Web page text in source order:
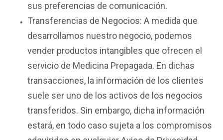
sus preferencias de comunicación.
Transferencias de Negocios: A medida que
desarrollamos nuestro negocio, podemos
vender productos intangibles que ofrecen el
servicio de Medicina Prepagada. En dichas
transacciones, la información de los clientes
suele ser uno de los activos de los negocios
transferidos. Sin embargo, dicha información
estará, en todo caso sujeta a los compromisos